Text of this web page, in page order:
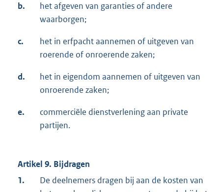
b.
het afgeven van garanties of andere
waarborgen;
c.
het in erfpacht aannemen of uitgeven van
roerende of onroerende zaken;
d.
het in eigendom aannemen of uitgeven van
onroerende zaken;
e.
commerciële dienstverlening aan private
partijen.
Artikel 9. Bijdragen
1.
De deelnemers dragen bij aan de kosten van